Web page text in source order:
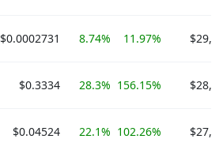
$0.0002731 8.74% 11.97%
$0.3334 28.3% 156.15%
$0.04524 22.1% 102.26%